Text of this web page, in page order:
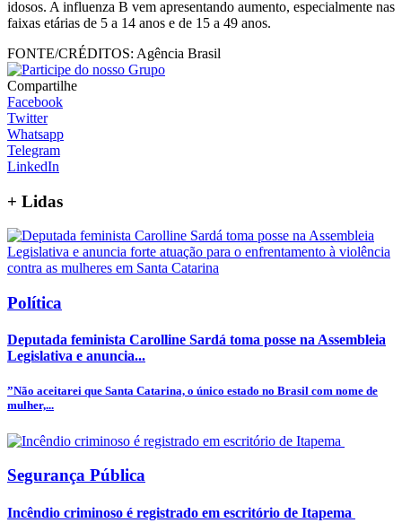
idosos. A influenza B vem apresentando aumento, especialmente nas
faixas etárias de 5 a 14 anos e de 15 a 49 anos.
FONTE/CRÉDITOS: Agência Brasil
Compartilhe
Facebook
Twitter
Whatsapp
Telegram
LinkedIn
+ Lidas
Política
Deputada feminista Carolline Sardá toma posse na Assembleia
Legislativa e anuncia...
”Não aceitarei que Santa Catarina, o único estado no Brasil com nome de
mulher,...
Segurança Pública
Incêndio criminoso é registrado em escritório de Itapema